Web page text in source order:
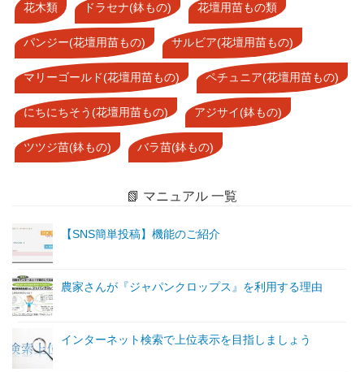
花木類 ドラセナ(鉢もの) 花壇用苗もの類
パンジー(花壇用苗もの) サルビア(花壇用苗もの)
マリーゴールド(花壇用苗もの) ペチュニア(花壇用苗もの)
にちにちそう(花壇用苗もの) アジサイ(鉢もの)
ツツジ苗(鉢もの) バラ苗(鉢もの)
📗 マニュアル 一覧
【SNS簡単投稿】機能のご紹介
農家さんが『ジャパンクロップス』を利用する理由
インターネット検索で上位表示を目指しましょう